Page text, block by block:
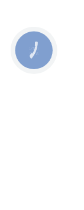
КНОПКА
ЗВ'ЯЗКУ